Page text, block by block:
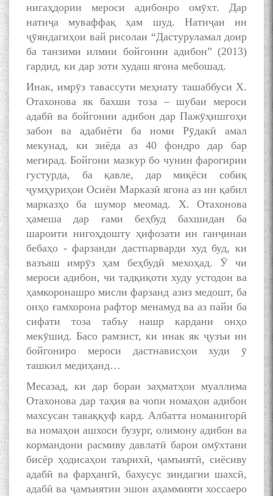
нигаҳдории мероси адибонро омӯхт. Дар
натиҷа муваффақ ҳам шуд. Натиҷаи ин
ҷӯяндагиҳои вай рисолаи “Дастуруламал доир
ба танзими илмии бойгонии адибон” (2013)
гардид, ки дар зоти худаш ягона мебошад.
Инак, имрӯз тавассути меҳнату ташаббуси X.
Отахонова як бахши тоза – шубаи мероси
адабӣ ва бойгонии адибон дар Пажӯҳишгоҳи
забон ва адабиёти ба номи Рӯдакӣ амал
мекунад, ки зиёда аз 40 фондро дар бар
мегирад. Бойгони мазкур бо чунин фарогирии
густурда, ба қавле, дар миқёси собиқ
ҷумҳуриҳои Осиёи Марказӣ ягона аз ин қабил
марказҳо ба шумор меомад. X. Отахонова
ҳамеша дар ғами беҳбуд бахшидан ба
шароити нигоҳдошту ҳифозати ин ганҷинаи
бебаҳо - фарзанди дастпарварди худ буд, ки
вазъаш имрӯз ҳам беҳбудӣ мехоҳад. Ӯ чи
мероси адибон, чи тадқиқоти худу устодон ва
ҳамкоронашро мисли фарзанд азиз медошт, ба
онҳо ғамхорона рафтор менамуд ва аз пайи ба
сифати тоза табъу нашр кардани онҳо
мекӯшид. Басо рамзист, ки инак як ҷузъи ин
бойгониро мероси дастнависҳои худи ӯ
ташкил медиҳанд…
Месазад, ки дар бораи заҳматҳои муаллима
Отахонова дар таҳия ва чопи номаҳои адибон
махсусан таваққуф кард. Албатта номанигорӣ
ва номаҳои ашхоси бузург, олимону адибон ва
кормандони расмиву давлатӣ барои омӯхтани
бисёр ҳодисаҳои таърихӣ, ҷамъиятӣ, сиёсиву
адабӣ ва фарҳангӣ, бахусус зиндагии шахсӣ,
адабӣ ва ҷамъиятии эшон аҳаммияти хоссаеро